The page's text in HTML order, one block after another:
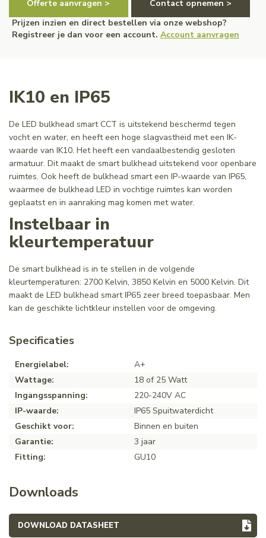
Offerte aanvragen >
Contact opnemen >
Prijzen inzien en direct bestellen via onze webshop?
Registreer je dan voor een account. Account aanvragen
IK10 en IP65
De LED bulkhead smart CCT is uitstekend beschermd tegen
vocht en water, en heeft een hoge slagvastheid met een IK-
waarde van IK10. Het heeft een vandaalbestendig gesloten
armatuur. Dit maakt de smart bulkhead uitstekend voor openbare
ruimtes. Ook heeft de bulkhead smart een IP-waarde van IP65,
waarmee de bulkhead LED in vochtige ruimtes kan worden
geplaatst en in aanraking mag komen met water.
Instelbaar in
kleurtemperatuur
De smart bulkhead is in te stellen in de volgende
kleurtemperaturen: 2700 Kelvin, 3850 Kelvin en 5000 Kelvin. Dit
maakt de LED bulkhead smart IP65 zeer breed toepasbaar. Men
kan de geschikte lichtkleur instellen voor de omgeving.
Specificaties
Energielabel:
A+
Wattage:
18 of 25 Watt
Ingangsspanning:
220-240V AC
IP-waarde:
IP65 Spuitwaterdicht
Geschikt voor:
Binnen en buiten
Garantie:
3 jaar
Fitting:
GU10
Downloads
DOWNLOAD DATASHEET